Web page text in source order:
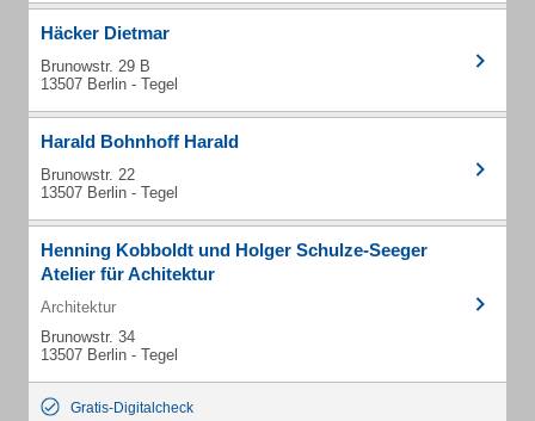
Häcker Dietmar
Brunowstr. 29 B
13507 Berlin - Tegel
Harald Bohnhoff Harald
Brunowstr. 22
13507 Berlin - Tegel
Henning Kobboldt und Holger Schulze-Seeger
Atelier für Achitektur
Architektur
Brunowstr. 34
13507 Berlin - Tegel
Gratis-Digitalcheck